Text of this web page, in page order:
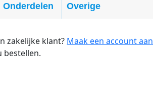
Onderdelen Overige
zakelijke klant? Maak een account aan
bestellen.